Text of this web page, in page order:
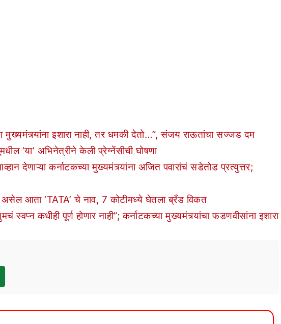
इशारा नाही, तर धमकी देतो…”, संजय राऊतांचा सज्जड दम
‘या’ अभिनेत्रीने केली प्रेग्नेंसीची घोषणा
देणाऱ्या कर्नाटकच्या मुख्यमंत्र्यांना अजित पवारांचं सडेतोड प्रत्युत्तर;
आता ‘TATA’ चे नाव, 7 कोटीमध्ये घेतला ब्रँड विकत
कधीही पूर्ण होणार नाही”; कर्नाटकच्या मुख्यमंत्र्यांचा फडणवीसांना इशारा